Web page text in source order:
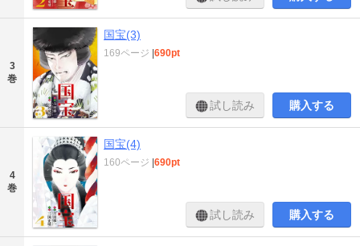
3
巻
国宝(3)
169ページ 690pt
試し読み 購入する
4
巻
国宝(4)
160ページ 690pt
試し読み 購入する